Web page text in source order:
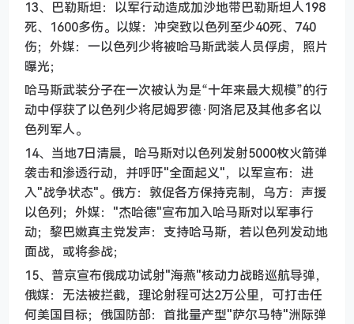
13、巴勒斯坦：以军行动造成加沙地带巴勒斯坦人198
死、1600多伤。以媒：冲突致以色列至少40死、740
伤；外媒：一以色列少将被哈马斯武装人员俘虏，照片
曝光；
哈马斯武装分子在一次被认为是“十年来最大规模”的行
动中俘获了以色列少将尼姆罗德·阿洛尼及其他多名以
色列军人。
14、当地7日清晨，哈马斯对以色列发射5000枚火箭弹
袭击和渗透行动，并呼吁"全面起义"，以军宣布：进
入"战争状态"。俄方：敦促各方保持克制，乌方：声援
以色列；外媒："杰哈德"宣布加入哈马斯对以军事行
动；黎巴嫩真主党发声：支持哈马斯，若以色列发动地
面战，或将参战；
15、普京宣布俄成功试射"海燕"核动力战略巡航导弹，
俄媒：无法被拦截，理论射程可达2万公里，可打击任
何美国目标；俄国防部：首批量产型"萨尔马特"洲际弹